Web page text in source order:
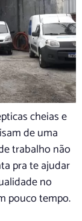
cheias e
de uma
trabalho não
pra te ajudar
no
pouco tempo.